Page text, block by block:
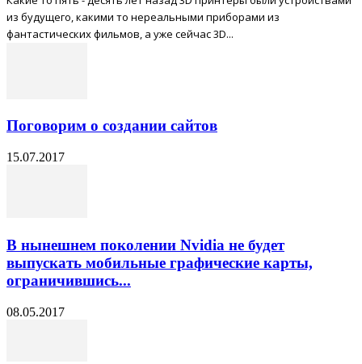
из будущего, какими то нереальными приборами из
фантастических фильмов, а уже сейчас 3D...
Поговорим о создании сайтов
15.07.2017
В нынешнем поколении Nvidia не будет
выпускать мобильные графические карты,
ограничившись...
08.05.2017